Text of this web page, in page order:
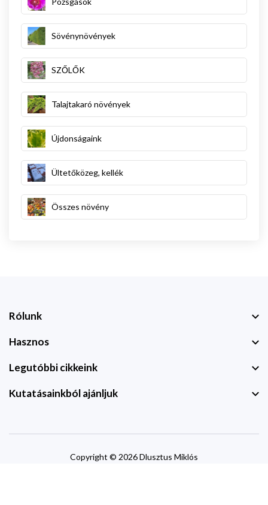
Sövénynövények
SZŐLŐK
Talajtakaró növények
Újdonságaink
Ültetőközeg, kellék
Összes növény
Rólunk
Hasznos
Legutóbbi cikkeink
Kutatásainkból ajánljuk
Copyright © 2026 Dlusztus Miklós